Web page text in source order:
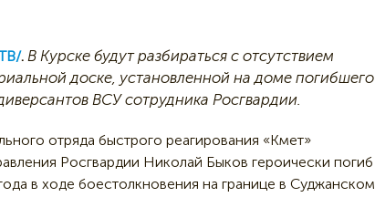
. В Курске будут разбираться с отсутствием
доске, установленной на доме погибшего
ВСУ сотрудника Росгвардии.
отряда быстрого реагирования «Кмет»
Росгвардии Николай Быков героически погиб
в ходе боестолкновения на границе в Суджанском